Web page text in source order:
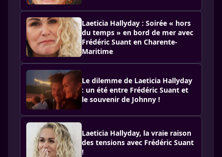
Laeticia Hallyday : Soirée « hors
du temps » en bord de mer avec
Frédéric Suant en Charente-
Maritime
Le dilemme de Laeticia Hallyday
: un été entre Frédéric Suant et
le souvenir de Johnny !
Laeticia Hallyday, la vraie raison
des tensions avec Frédéric Suant
!